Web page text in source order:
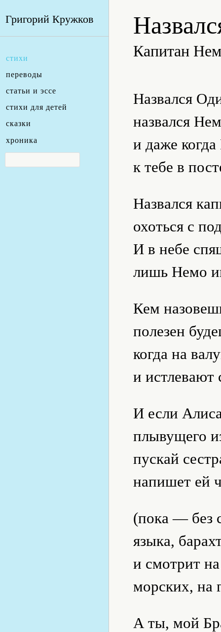
Григорий Кружков
стихи
переводы
статьи и эссе
стихи для детей
сказки
хроника
Капитан
Назвался
назвался
и даже
к тебе в
Назвался
охоться с
И в небе
лишь Немо
Кем
полезен
когда на
и истлевают
И если
плывущего
пускай
напишет ей
(пока — без
языка,
и смотрит
морских, на
А ты, мой